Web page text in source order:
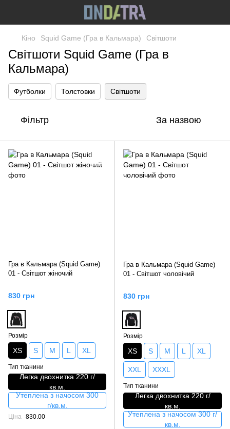
Кіно Squid Game (Гра в Кальмара) Світшоти
Світшоти Squid Game (Гра в
Кальмара)
Футболки Толстовки Світшоти
Фільтр За назвою
Гра в Кальмара (Squid Game)
01 - Світшот жіночий
830 грн
Розмір
XS S M L XL
Тип тканини
Легка двохнитка 220 г/
кв.м.
Утеплена з начосом 300
г/кв.м.
Ціна 830.00
Гра в Кальмара (Squid Game)
01 - Світшот чоловічий
830 грн
Розмір
XS S M L XL
XXL XXXL
Тип тканини
Легка двохнитка 220 г/
кв.м.
Утеплена з начосом 300 г/
кв.м.